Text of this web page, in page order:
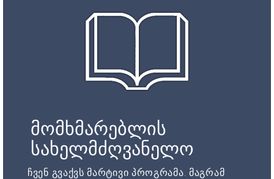
მომხმარებლის
სახელმძღვანელო
ჩვენ გვაქვს მარტივი პროგრამა. მაგრამ